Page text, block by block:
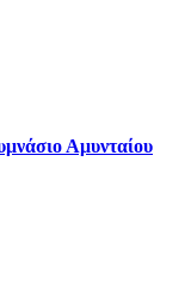
Αμυνταίου